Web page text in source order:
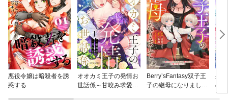
悪役令嬢は暗殺者を誘
惑する
オオカミ王子の発情お
世話係～甘咬み求愛か
Berry’sFantasy双子王
子の継母になりまして
身
の
王